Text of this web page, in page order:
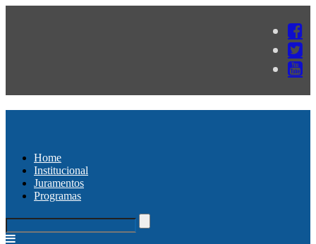
Home
Institucional
Juramentos
Programas